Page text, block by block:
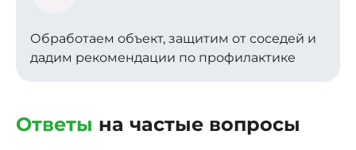
Обработаем объект, защитим от соседей и
дадим рекомендации по профилактике
Ответы на частые вопросы